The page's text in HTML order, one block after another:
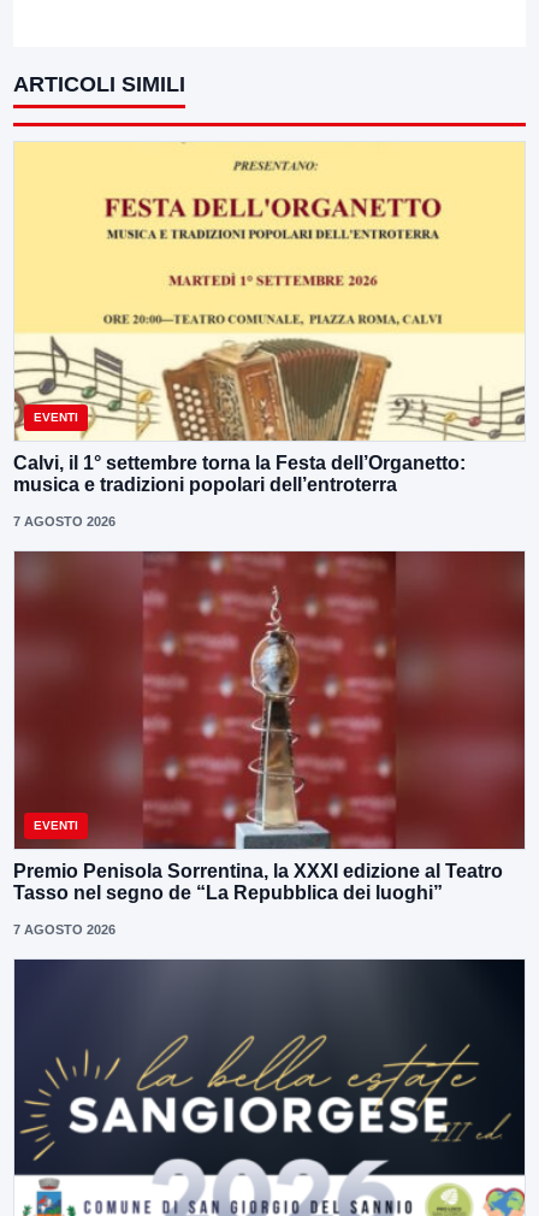
ARTICOLI SIMILI
EVENTI
Calvi, il 1° settembre torna la Festa dell’Organetto:
musica e tradizioni popolari dell’entroterra
7 AGOSTO 2026
EVENTI
Premio Penisola Sorrentina, la XXXI edizione al Teatro
Tasso nel segno de “La Repubblica dei luoghi”
7 AGOSTO 2026